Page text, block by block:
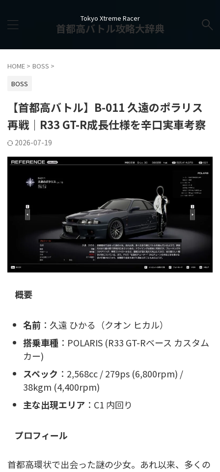
Tokyo Xtreme Racer
首都高バトル攻略大辞典
HOME > BOSS >
BOSS
【首都高バトル】B-011 久遠のポラリス
再戦｜R33 GT-R成長仕様を辛口実車考察
2026-07-19
概要
名前 ：久遠 ひかる（クオン ヒカル）
搭乗車種 ：POLARIS (R33 GT-Rベース カスタム
カー)
スペック ：2,568cc / 279ps (6,800rpm) /
38kgm (4,400rpm)
主な出現エリア ：C1 内回り
プロフィール
首都高環状で出会った謎の少女。あれ以来、多くの